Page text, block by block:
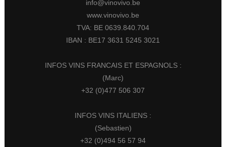
info@vinovivo.be
www.vinovivo.be
TVA: BE 0639.840.704
IBAN : BE17 3631 5245 3021
INFOS VINS FRANCAIS ET ESPAGNOLS :
(Marc)
+32 (0)477 506 307
INFOS VINS ITALIENS :
(Sebastien)
+32 (0)494 56 57 94